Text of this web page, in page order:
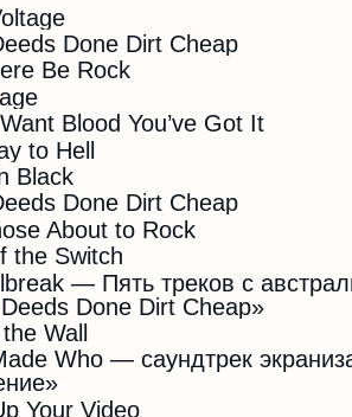
Done Dirt Cheap
Be Rock
Blood You’ve Got It
to Hell
Black
Done Dirt Cheap
About to Rock
the Switch
— Пять треков с
Done Dirt Cheap»
Wall
Who — саундтрек
Your Video